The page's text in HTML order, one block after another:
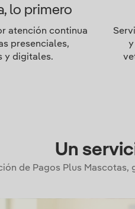
lo primero
atención continua
presenciales,
y digitales.
y
Un
de Pagos Plus Mascotas,